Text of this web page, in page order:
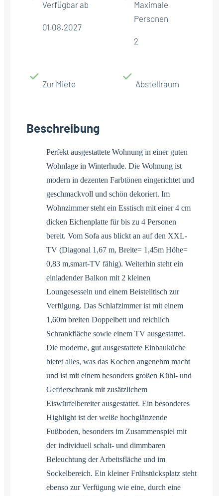
Verfügbar ab
01.08.2027
Maximale
Personen
2
Zur Miete Abstellraum
Beschreibung
Perfekt ausgestattete Wohnung in einer guten
Wohnlage in Winterhude. Die Wohnung ist
modern in dezenten Farbtönen eingerichtet und
geschmackvoll und schön dekoriert. Im
Wohnzimmer steht ein Esstisch mit einer 4 cm
dicken Eichenplatte für bis zu 4 Personen
bereit. Vom Sofa aus blickt an auf den XXL-
TV (Diagonal 1,67 m, Breite= 1,45m Höhe=
0,83 m,smart-TV fähig). Weiterhin steht ein
einladender Balkon mit 2 kleinen
Loungesesseln und einem Beistelltisch zur
Verfügung. Das Schlafzimmer ist mit einem
1,60m breiten Doppelbett und reichlich
Schrankfläche sowie einem TV ausgestattet.
Die moderne, gut ausgestattete Einbauküche
bietet alles, was das Kochen angenehm macht
und ist mit einem besonders großen Kühl- und
Gefrierschrank mit zusätzlichem
Eiswürfelbereiter ausgestattet. Ein besonderes
Highlight ist der weiße hochglänzende
Fußboden, besonders im Zusammenspiel mit
der individuell schalt- und dimmbaren
Beleuchtung der Arbeitsfläche und im
Sockelbereich. Ein kleiner Frühstücksplatz steht
ebenso zur Verfügung wie eine, durch eine